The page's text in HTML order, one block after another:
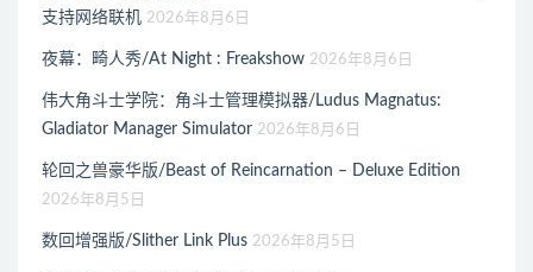
支持网络联机 2026年8月6日
夜幕：畸人秀/At Night : Freakshow 2026年8月6日
伟大角斗士学院：角斗士管理模拟器/Ludus Magnatus:
Gladiator Manager Simulator 2026年8月6日
轮回之兽豪华版/Beast of Reincarnation – Deluxe Edition
2026年8月5日
数回增强版/Slither Link Plus 2026年8月5日